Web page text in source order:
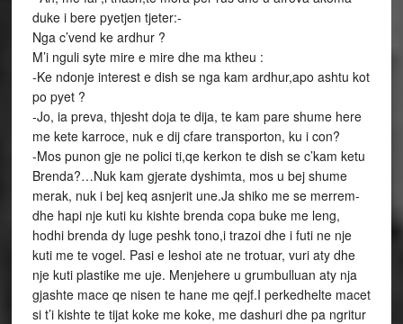
duke i bere pyetjen tjeter:-
Nga c’vend ke ardhur ?
M’i nguli syte mire e mire dhe ma ktheu :
-Ke ndonje interest e dish se nga kam ardhur,apo ashtu kot
po pyet ?
-Jo, ia preva, thjesht doja te dija, te kam pare shume here
me kete karroce, nuk e dij cfare transporton, ku i con?
-Mos punon gje ne polici ti,qe kerkon te dish se c’kam ketu
Brenda?…Nuk kam gjerate dyshimta, mos u bej shume
merak, nuk i bej keq asnjerit une.Ja shiko me se merrem-
dhe hapi nje kuti ku kishte brenda copa buke me leng,
hodhi brenda dy luge peshk tono,i trazoi dhe i futi ne nje
kuti me te vogel. Pasi e leshoi ate ne trotuar, vuri aty dhe
nje kuti plastike me uje. Menjehere u grumbulluan aty nja
gjashte mace qe nisen te hane me qejf.I perkedhelte macet
si t’i kishte te tijat koke me koke, me dashuri dhe pa ngritur